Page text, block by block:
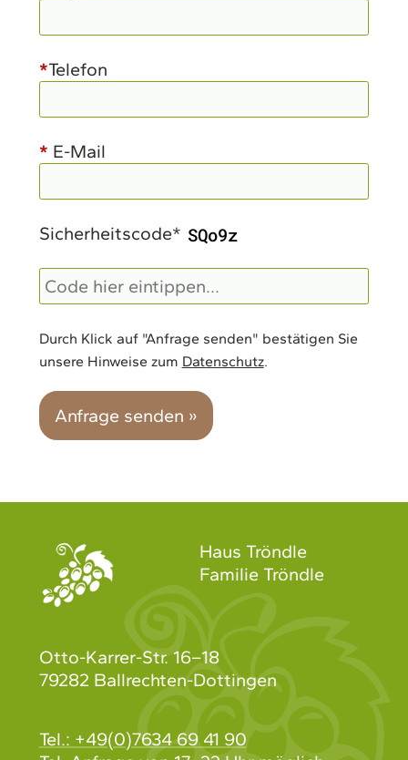
*Telefon
* E-Mail
Sicherheitscode*
Durch Klick auf "Anfrage senden" bestätigen Sie
unsere Hinweise zum Datenschutz.
Anfrage senden »
Haus Tröndle
Familie Tröndle
Otto-Karrer-Str. 16–18
79282 Ballrechten-Dottingen
Tel.: +49(0)7634 69 41 90